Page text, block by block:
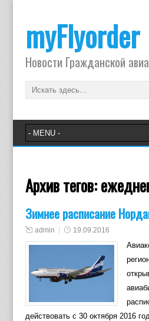
myFlyorder
Новости Гражданской
Архив тегов:
Зимнее расписание
admin 19.09.2016
действовать с 30 октября 2016